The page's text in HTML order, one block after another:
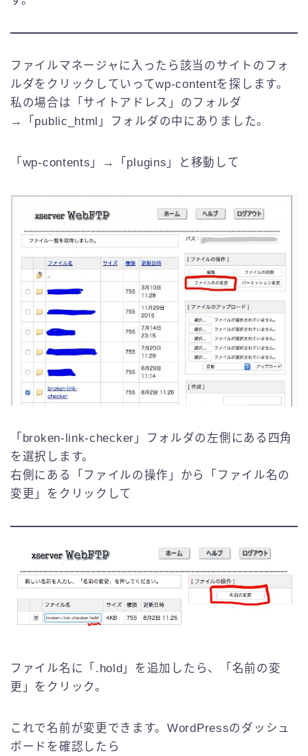
ファイルマネージャに入ったら該当のサイトのフォ
ルダをクリックしていってwp-contentを探します。
私の場合は「サイトアドレス」のフォルダ
→「public_html」フォルダの中にありました。
「wp-contents」→「plugins」と移動して
「broken-link-checker」フォルダの左側にある四角
を選択します。
右側にある「ファイルの操作」から「ファイル名の
変更」をクリックして
ファイル名に「.hold」を追加したら、「名前の変
更」をクリック。
これで名前が変更できます。WordPressのダッシュ
ボードを確認したら